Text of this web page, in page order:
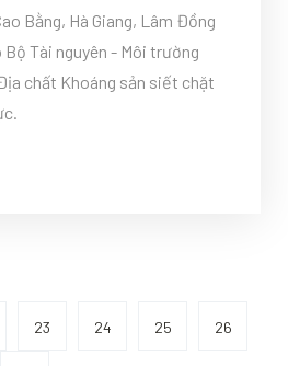
Bằng, Hà Giang, Lâm Đồng
Tài nguyên - Môi trường
chất Khoáng sản siết chặt
23 24 25 26